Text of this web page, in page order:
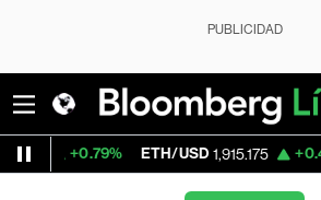
PUBLICIDAD
ETH/USD 1,915.175 +0.49% Visa